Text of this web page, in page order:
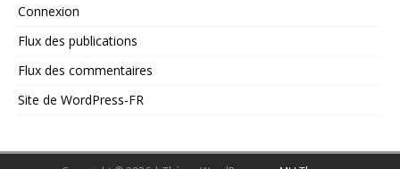
Connexion
Flux des publications
Flux des commentaires
Site de WordPress-FR